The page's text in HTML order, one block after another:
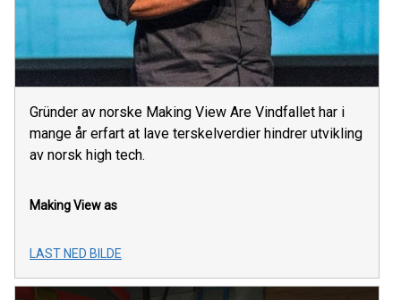
Gründer av norske Making View Are Vindfallet har i
mange år erfart at lave terskelverdier hindrer utvikling
av norsk high tech.
Making View as
LAST NED BILDE